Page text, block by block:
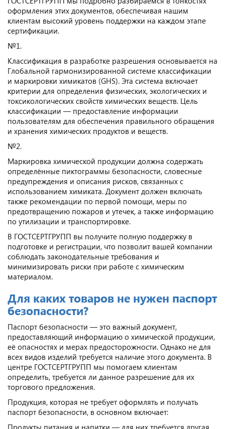
оформления этих документов, обеспечивая нашим
клиентам высокий уровень поддержки на каждом этапе
сертификации.
№1.
Классификация в разработке разрешения основывается на
Глобальной гармонизированной системе классификации
и маркировки химикатов (GHS). Эта система включает
критерии для определения физических, экологических и
токсикологических свойств химических веществ. Цель
классификации — предоставление информации
пользователям для обеспечения правильного обращения
и хранения химических продуктов и веществ.
№2.
Маркировка химической продукции должна содержать
определённые пиктограммы безопасности, словесные
предупреждения и описания рисков, связанных с
использованием химиката. Документ должен включать
также рекомендации по первой помощи, меры по
предотвращению пожаров и утечек, а также информацию
по утилизации и транспортировке.
В ГОСТСЕРТГРУПП вы получите полную поддержку в
подготовке и регистрации, что позволит вашей компании
соблюдать законодательные требования и
минимизировать риски при работе с химическим
материалом.
Для каких товаров не нужен паспорт
безопасности?
Паспорт безопасности — это важный документ,
предоставляющий информацию о химической продукции,
её опасностях и мерах предосторожности. Однако не для
всех видов изделий требуется наличие этого документа. В
центре ГОСТСЕРТГРУПП мы помогаем клиентам
определить, требуется ли данное разрешение для их
торгового предложения.
Продукция, которая не требует оформлять и получать
паспорт безопасности, в основном включает:
Продукты питания и напитки — для них требуется другая